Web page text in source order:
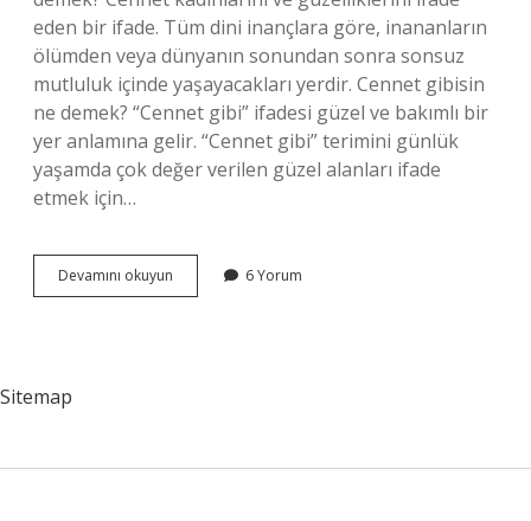
eden bir ifade. Tüm dini inançlara göre, inananların
ölümden veya dünyanın sonundan sonra sonsuz
mutluluk içinde yaşayacakları yerdir. Cennet gibisin
ne demek? “Cennet gibi” ifadesi güzel ve bakımlı bir
yer anlamına gelir. “Cennet gibi” terimini günlük
yaşamda çok değer verilen güzel alanları ifade
etmek için…
Devamını okuyun
Kadını
6 Yorum
Sitemap